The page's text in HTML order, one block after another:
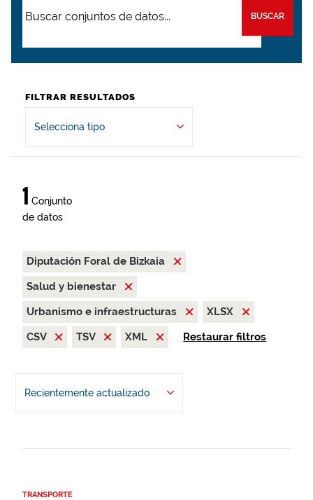
BUSCAR
FILTRAR RESULTADOS
Selecciona tipo
1 Conjunto
de datos
Diputación Foral de Bizkaia
Salud y bienestar
Urbanismo e infraestructuras
XLSX
CSV
TSV XML Restaurar filtros
Recientemente actualizado
TRANSPORTE